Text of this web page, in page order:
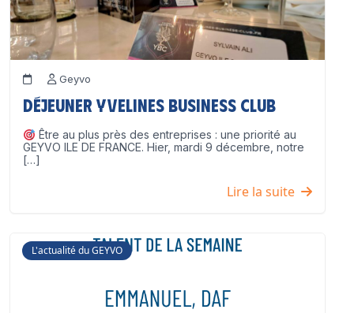
Geyvo
Déjeuner Yvelines Business Club
Être au plus près des entreprises : une priorité au
GEYVO ILE DE FRANCE. Hier, mardi 9 décembre, notre
[…]
Lire la suite
L'actualité du GEYVO